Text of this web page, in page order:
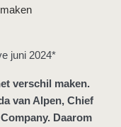
juni 2024*
verschil maken.
van Alpen, Chief
Daarom